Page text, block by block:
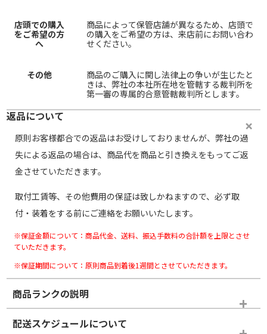
店頭での購入
をご希望の方
へ
商品によって保管店舗が異なるため、店頭で
の購入をご希望の方は、来店前にお問い合わ
せください。
その他
商品のご購入に関し法律上の争いが生じたと
きは、弊社の本社所在地を管轄する裁判所を
第一審の専属的合意管轄裁判所とします。
返品について
原則お客様都合での返品はお受けしておりませんが、弊社の過
失による返品の場合は、商品代を商品と引き換えをもってご返
金させていただきます。
取付工賃等、その他費用の保証は致しかねますので、必ず取
付・装着をする前にご連絡をお願いいたします。
※保証金額について：商品代金、送料、振込手数料の合計額を上限とさせ
ていただきます。
※保証期間について：原則商品到着後1週間とさせていただきます。
商品ランクの説明
※商品ランクは出品者の主観により判断しておりますので、あら
かじめご了承ください。
配送スケジュールについて